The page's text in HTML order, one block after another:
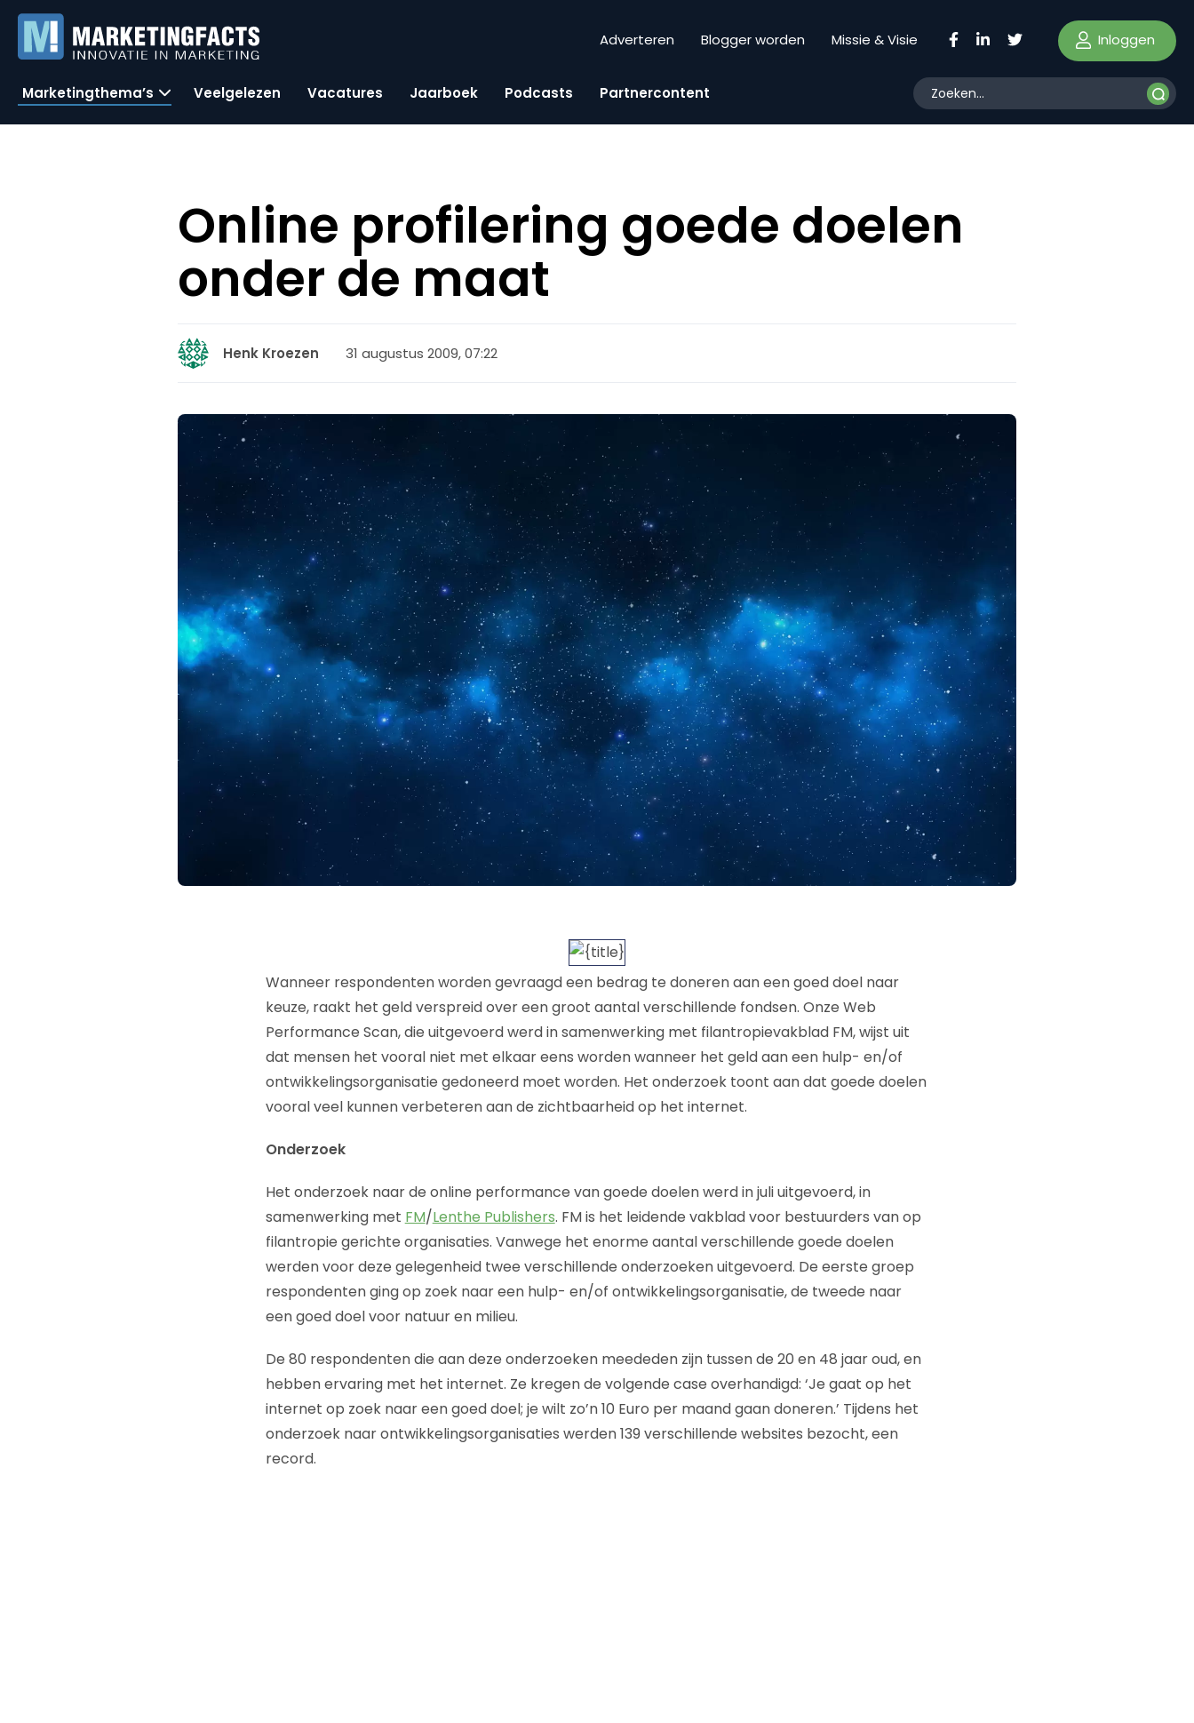
Adverteren Blogger worden Missie & Visie Inloggen
Marketingthema’s Veelgelezen Vacatures Jaarboek Podcasts Partnercontent
Online profilering goede doelen
onder de maat
Henk Kroezen 31 augustus 2009, 07:22
Wanneer respondenten worden gevraagd een bedrag te doneren aan een goed doel naar
keuze, raakt het geld verspreid over een groot aantal verschillende fondsen. Onze Web
Performance Scan, die uitgevoerd werd in samenwerking met filantropievakblad FM, wijst uit
dat mensen het vooral niet met elkaar eens worden wanneer het geld aan een hulp- en/of
ontwikkelingsorganisatie gedoneerd moet worden. Het onderzoek toont aan dat goede doelen
vooral veel kunnen verbeteren aan de zichtbaarheid op het internet.
Onderzoek
Het onderzoek naar de online performance van goede doelen werd in juli uitgevoerd, in
samenwerking met FM/Lenthe Publishers. FM is het leidende vakblad voor bestuurders van op
filantropie gerichte organisaties. Vanwege het enorme aantal verschillende goede doelen
werden voor deze gelegenheid twee verschillende onderzoeken uitgevoerd. De eerste groep
respondenten ging op zoek naar een hulp- en/of ontwikkelingsorganisatie, de tweede naar
een goed doel voor natuur en milieu.
De 80 respondenten die aan deze onderzoeken meededen zijn tussen de 20 en 48 jaar oud, en
hebben ervaring met het internet. Ze kregen de volgende case overhandigd: ‘Je gaat op het
internet op zoek naar een goed doel; je wilt zo’n 10 Euro per maand gaan doneren.’ Tijdens het
onderzoek naar ontwikkelingsorganisaties werden 139 verschillende websites bezocht, een
record.